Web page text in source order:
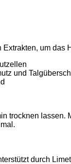
um das
und
trocknen lassen.
durch